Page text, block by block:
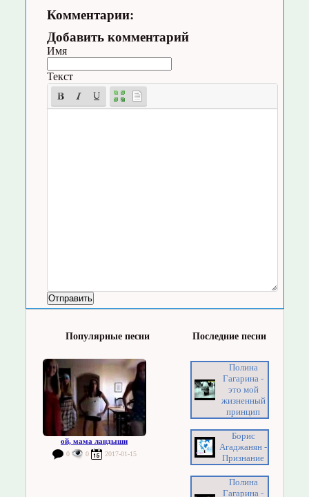
Комментарии:
Добавить комментарий
Имя
Текст
Популярные песни
ой, мама ландыши
0 0 2017-01-15
Последние песни
Полина
Гагарина -
это мой
жизненный
принцип
Борис
Агаджанян -
Признание
Полина
Гагарина -